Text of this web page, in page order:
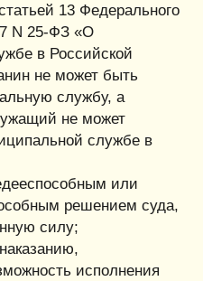
13 Федерального
N 25-ФЗ «О
в Российской
не может быть
службу, а
не может
службе в
или
решением суда,
силу;
исполнения